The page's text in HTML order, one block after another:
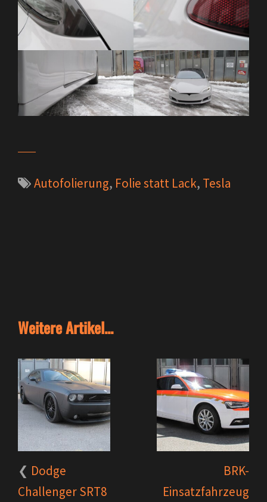
Autofolierung, Folie statt Lack, Tesla
Weitere Artikel...
Dodge
Challenger SRT8
BRK-
Einsatzfahrzeug